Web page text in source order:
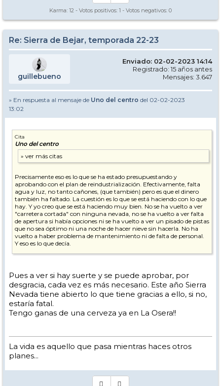
Karma: 12 - Votos positivos: 1 - Votos negativos: 0
Re: Sierra de Bejar, temporada 22-23
guillebueno
Enviado: 02-02-2023 14:14
Registrado: 15 años antes
Mensajes: 3.647
» En respuesta al mensaje de Uno del centro del 02-02-2023
13:02
Cita
Uno del centro
Precisamente eso es lo que se ha estado presupuestando y
aprobando con el plan de reindustrialización. Efectivamente, falta
agua y luz, no tanto cañones, (que también) pero es que el dinero
también ha faltado. La cuestión es lo que se está haciendo con lo que
hay. Y yo creo que se está haciendo muy bien. No se ha vuelto a ver
"carretera cortada" con ninguna nevada, no se ha vuelto a ver falta
de apertura si había opciones ni se ha vuelto a ver un pisado de pistas
que no sea óptimo ni una noche de hacer nieve sin hacerla. No ha
vuelto a haber problema de mantenimiento ni de falta de personal.
Y eso es lo que decía.
hielo en los cables.
Pues a ver si hay suerte y se puede aprobar, por
desgracia, cada vez es más necesario. Este año Sierra
Nevada tiene abierto lo que tiene gracias a ello, si no,
estaría fatal.
Tengo ganas de una cerveza ya en La Osera!!
La vida es aquello que pasa mientras haces otros
planes...